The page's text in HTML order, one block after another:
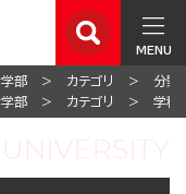
MENU
学部 カテゴリ
分野
学部 カテゴリ 学科